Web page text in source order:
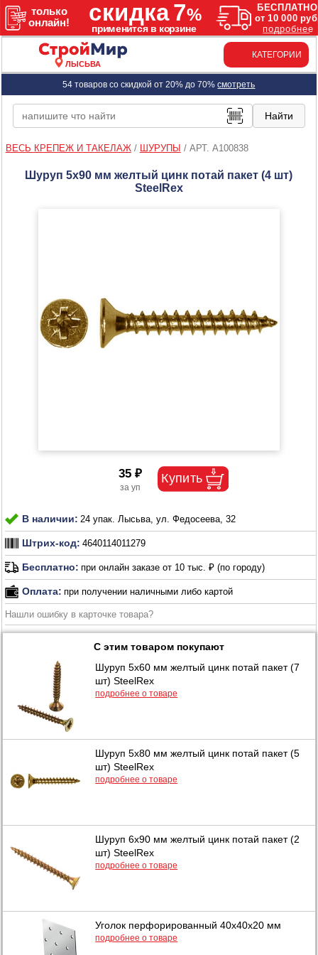
ЛЫСЬВА
КАТЕГОРИИ
54 товаров со скидкой от 20% до 70%смотреть
ВЕСЬ КРЕПЕЖ И ТАКЕЛАЖ/ ШУРУПЫ / АРТ. A100838
Шуруп 5х90 мм желтый цинк потай пакет (4 шт)
SteelRex
35 ₽
В наличии: 24 упак. Лысьва, ул. Федосеева, 32
Штрих-код: 4640114011279
Бесплатно: при онлайн заказе от 10 тыс. ₽ (по городу)
Оплата: при получении наличными либо картой
Нашли ошибку в карточке товара?
С этим товаром покупают
Шуруп 5х60 мм желтый цинк потай пакет (7
шт) SteelRex
подробнее о товаре
Шуруп 5х80 мм желтый цинк потай пакет (5
шт) SteelRex
подробнее о товаре
Шуруп 6х90 мм желтый цинк потай пакет (2
шт) SteelRex
подробнее о товаре
Уголок перфорированный 40х40х20 мм
подробнее о товаре